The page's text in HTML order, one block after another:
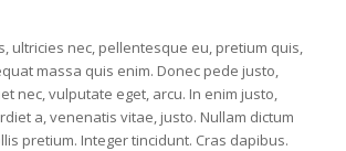
ultricies nec, pellentesque eu, pretium quis,
massa quis enim. Donec pede justo,
nec, vulputate eget, arcu. In enim justo,
a, venenatis vitae, justo. Nullam dictum
pretium. Integer tincidunt. Cras dapibus.